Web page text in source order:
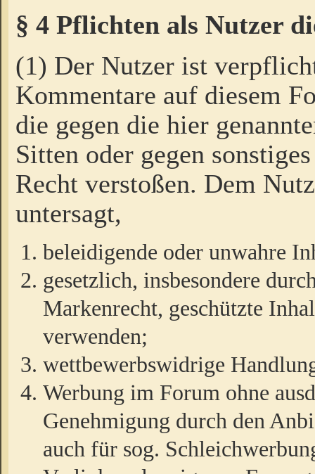
§ 4 Pflichten als Nutzer
(1) Der Nutzer ist
Kommentare auf diesem
die gegen die hier
Sitten oder gegen
Recht verstoßen. Dem
untersagt,
beleidigende oder unwahre
gesetzlich, insbesondere
Markenrecht, geschützte
verwenden;
wettbewerbswidrige
Werbung im Forum ohne
Genehmigung durch den
auch für sog.